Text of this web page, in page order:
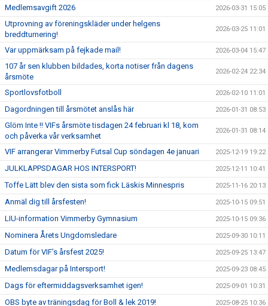
Medlemsavgift 2026 2026-03-31 15:05
Utprovning av föreningskläder under helgens
breddturnering!
2026-03-25 11:01
Var uppmärksam på fejkade mail! 2026-03-04 15:47
107 år sen klubben bildades, korta notiser från dagens
årsmöte
2026-02-24 22:34
Sportlovsfotboll 2026-02-10 11:01
Dagordningen till årsmötet anslås här 2026-01-31 08:53
Glöm Inte !! VIFs årsmöte tisdagen 24 februari kl 18, kom
och påverka vår verksamhet
2026-01-31 08:14
VIF arrangerar Vimmerby Futsal Cup söndagen 4e januari 2025-12-19 19:22
JULKLAPPSDAGAR HOS INTERSPORT! 2025-12-11 10:41
Toffe Lätt blev den sista som fick Läskis Minnespris 2025-11-16 20:13
Anmäl dig till årsfesten! 2025-10-15 09:51
LIU-information Vimmerby Gymnasium 2025-10-15 09:36
Nominera Årets Ungdomsledare 2025-09-30 10:11
Datum för VIF’s årsfest 2025! 2025-09-25 13:47
Medlemsdagar på Intersport! 2025-09-23 08:45
Dags för eftermiddagsverksamhet igen! 2025-09-01 10:31
OBS byte av träningsdag för Boll & lek 2019! 2025-08-25 10:36